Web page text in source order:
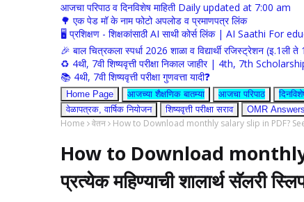
आजचा परिपाठ व दिनविशेष माहिती Daily updated at 7:00 am
🌳 एक पेड मॉ के नाम फोटो अपलोड व प्रमाणपत्र लिंक
🖥 प्रशिक्षण - शिक्षकांसाठी AI साथी कोर्स लिंक | AI Saathi For
🎉 बाल चित्रकला स्पर्धा 2026 शाळा व विद्यार्थी रजिस्ट्रेशन (इ.1ली ते
♻️ 4थी, 7वी शिष्यवृत्ती परीक्षा निकाल जाहीर | 4th, 7th
📚 4थी, 7वी शिष्यवृत्ती परीक्षा गुणवत्ता यादी❓
Home Page आजच्या शैक्षणिक बातम्या आजचा परिपाठ
वेळापत्रक, वार्षिक नियोजन
शिष्यवृत्ती परीक्षा सराव OMR
Home वेतन How to Download monthly salary slip in PDF? See
How to Download
प्रत्येक महिण्याची शालार्थ सॅलरी